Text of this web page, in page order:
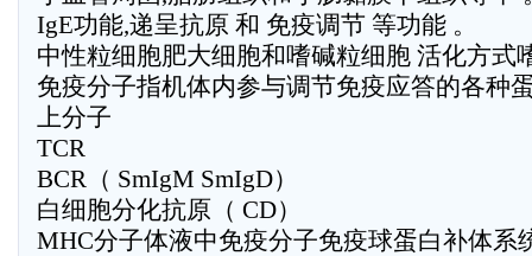
IgE功能,递呈抗原 和 免疫调节 等功能 。
中性粒细胞肥大细胞和嗜碱粒细胞 活化方式
免疫分子指机体内参与调节免疫应答的各种
上分子
TCR
BCR（ SmIgM SmIgD）
白细胞分化抗原（ CD）
MHC分子体液中免疫分子免疫球蛋白补体系